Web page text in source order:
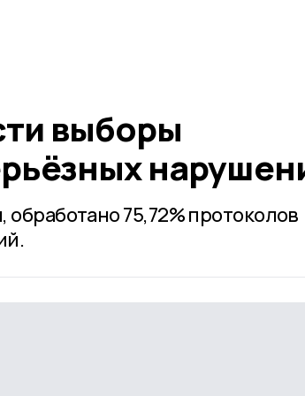
выборы
75,72% протоколов